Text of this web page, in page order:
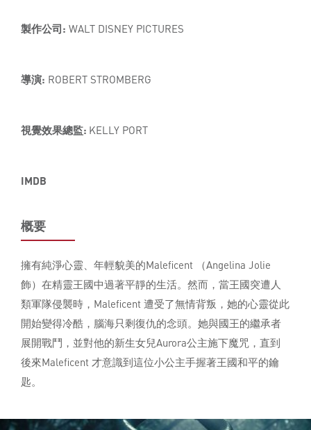
製作公司: WALT DISNEY PICTURES
導演: ROBERT STROMBERG
視覺效果總監: KELLY PORT
IMDB
概要
擁有純淨心靈、年輕貌美的Maleficent （Angelina Jolie
飾）在精靈王國中過著平靜的生活。然而，當王國突遭人
類軍隊侵襲時，Maleficent 遭受了無情背叛，她的心靈從此
開始變得冷酷，腦海只剩復仇的念頭。她與國王的繼承者
展開戰鬥，並對他的新生女兒Aurora公主施下魔咒，直到
後來Maleficent 才意識到這位小公主手握著王國和平的鑰
匙。